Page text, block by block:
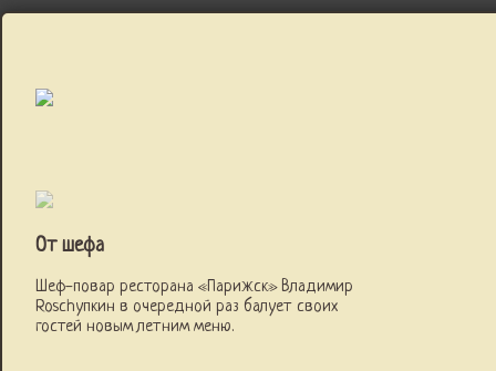
От шефа
Шеф-повар ресторана «Парижск» Владимир
Roschупкин в очередной раз балует своих
гостей новым летним меню.